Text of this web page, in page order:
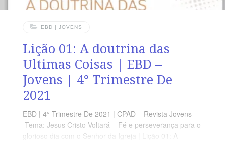
EBD | JOVENS
Lição 01: A doutrina das
Ultimas Coisas | EBD –
Jovens | 4° Trimestre De
2021
EBD | 4° Trimestre De 2021 | CPAD – Revista Jovens –
Tema: Jesus Cristo Voltará – Fé e perseverança para o
glorioso dia com o Senhor da Igreja | Lição 01: A